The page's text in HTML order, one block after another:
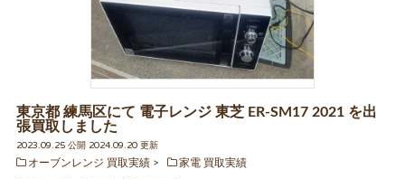
東京都 練馬区にて 電子レンジ 東芝 ER-SM17 2021 を出
張買取しました
2023.09.25 公開 2024.09.20 更新
オーブンレンジ 買取実績
家電 買取実績